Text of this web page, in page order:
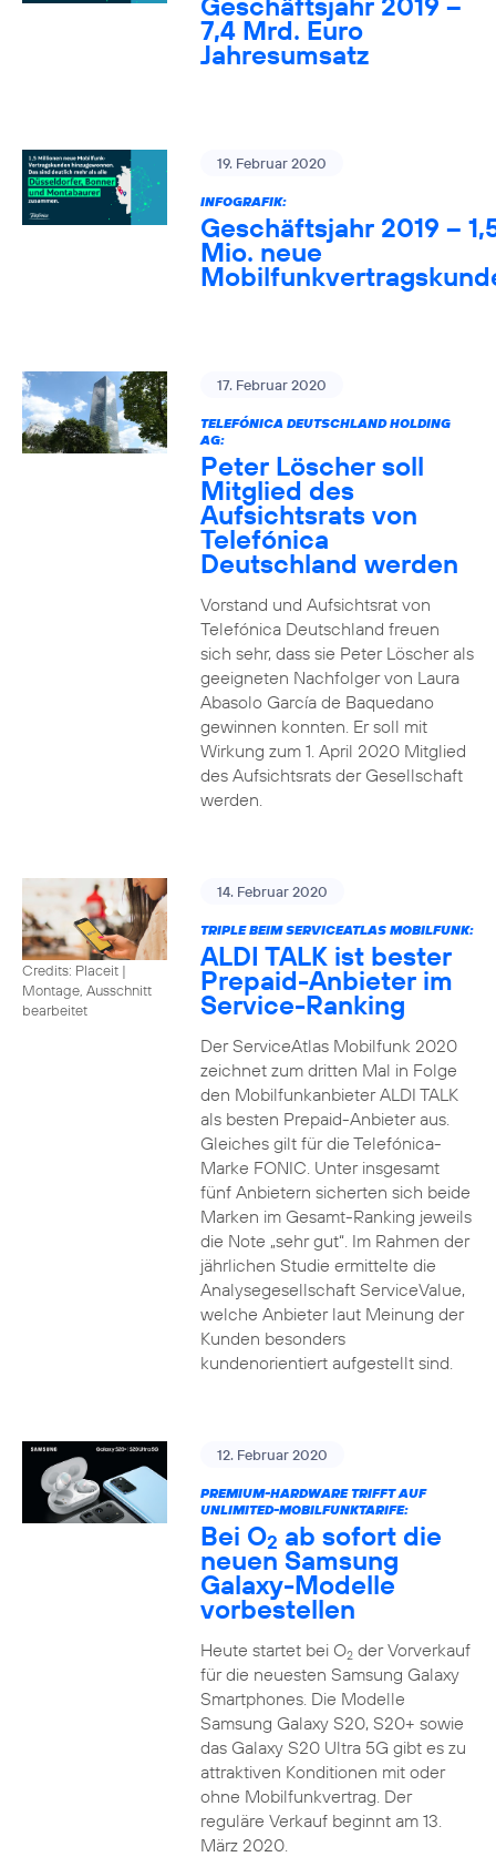
7,4 Mrd. Euro
Jahresumsatz
19. Februar 2020
INFOGRAFIK:
Geschäftsjahr 2019 –
Mio. neue
17. Februar 2020
TELEFÓNICA DEUTSCHLAND HOLDING
AG:
Peter Löscher soll
Mitglied des
Aufsichtsrats von
Telefónica
Deutschland werden
Vorstand und Aufsichtsrat von
Telefónica Deutschland freuen
sich sehr, dass sie Peter Löscher als
geeigneten Nachfolger von Laura
Abasolo García de Baquedano
gewinnen konnten. Er soll mit
Wirkung zum 1. April 2020 Mitglied
des Aufsichtsrats der Gesellschaft
werden.
Credits: Placeit |
Montage, Ausschnitt
bearbeitet
14. Februar 2020
TRIPLE BEIM SERVICEATLAS MOBILFUNK:
ALDI TALK ist bester
Prepaid-Anbieter im
Service-Ranking
Der ServiceAtlas Mobilfunk 2020
zeichnet zum dritten Mal in Folge
den Mobilfunkanbieter ALDI TALK
als besten Prepaid-Anbieter aus.
Gleiches gilt für die Telefónica-
Marke FONIC. Unter insgesamt
fünf Anbietern sicherten sich beide
Marken im Gesamt-Ranking jeweils
die Note „sehr gut“. Im Rahmen der
jährlichen Studie ermittelte die
Analysegesellschaft ServiceValue,
welche Anbieter laut Meinung der
Kunden besonders
kundenorientiert aufgestellt sind.
12. Februar 2020
PREMIUM-HARDWARE TRIFFT AUF
UNLIMITED-MOBILFUNKTARIFE:
Bei O2 ab sofort die
neuen Samsung
Galaxy-Modelle
vorbestellen
Heute startet bei O2der Vorverkauf
für die neuesten Samsung Galaxy
Smartphones. Die Modelle
Samsung Galaxy S20, S20+ sowie
das Galaxy S20 Ultra 5G gibt es zu
attraktiven Konditionen mit oder
ohne Mobilfunkvertrag. Der
reguläre Verkauf beginnt am 13.
März 2020.